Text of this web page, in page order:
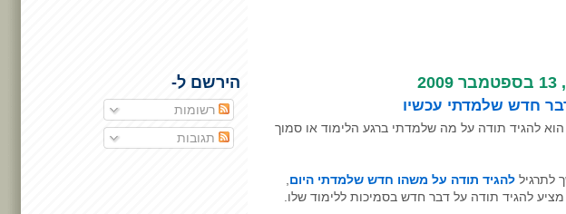
חדש שלמדתי עכשיו
הוא להגיד תודה על מה שלמדתי ברגע הלימוד או סמוך
לתרגיל להגיד תודה על משהו חדש שלמדתי היום
מציע להגיד תודה על דבר חדש בסמיכות ללימוד שלו.
הירשם ל-
רשומות
תגובות